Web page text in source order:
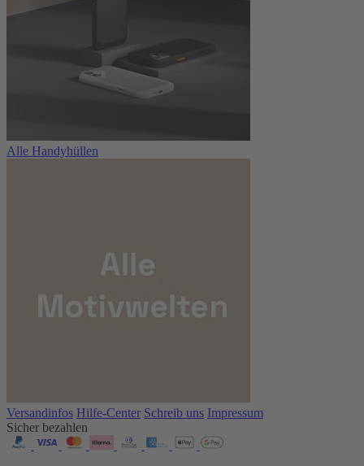
Alle Handyhüllen
Versandinfos Hilfe-Center Schreib uns Impressum
Sicher bezahlen